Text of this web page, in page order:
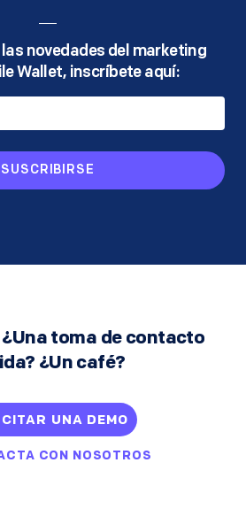
novedades del marketing
Wallet, inscríbete aquí:
SUSCRIBIRSE
¿Una toma de contacto
¿Un café?
UNA DEMO
CON NOSOTROS